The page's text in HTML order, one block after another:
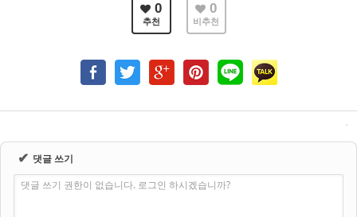
0
추천
0
비추천
✔ 댓글 쓰기
댓글 쓰기 권한이 없습니다. 로그인 하시겠습니까?